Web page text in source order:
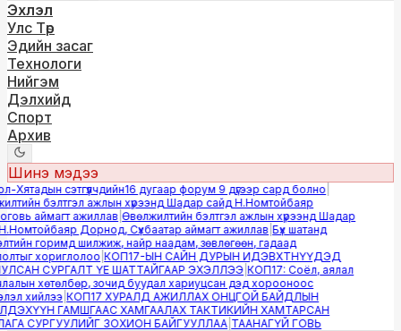
Эхлэл
Улс Төр
Эдийн засаг
Технологи
Нийгэм
Дэлхийд
Спорт
Архив
Шинэ мэдээ
сэтгүүлчдийн16 дугаар форум 9 дүгээр сард болно|
бэлтгэл ажлын хүрээнд Шадар сайд Н.Номтойбаяр
аймагт ажиллав|Өвөлжилтийн бэлтгэл ажлын хүрээнд Шадар
Дорнод, Сүхбаатар аймагт ажиллав|Бүх шатанд
горимд шилжиж, найр наадам, зөвлөгөөн, гадаад
хориглолоо|КОП17-ЫН САЙН ДУРЫН ИДЭВХТНҮҮДЭД
СУРГАЛТ ҮЕ ШАТТАЙГААР ЭХЭЛЛЭЭ|КОП17: Соёл, аялал
хөтөлбөр, зочид буудал хариуцсан дэд хорооноос
хийлээ|КОП17 ХУРАЛД АЖИЛЛАХ ОНЦГОЙ БАЙДЛЫН
ГАМШГААС ХАМГААЛАХ ТАКТИКИЙН ХАМТАРСАН
СУРГУУЛИЙГ ЗОХИОН БАЙГУУЛЛАА|ТААНАГҮЙ ГОВЬ